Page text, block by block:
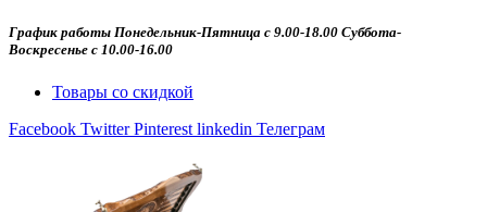
График работы Понедельник-Пятница с 9.00-18.00 Суббота-
Воскресенье с 10.00-16.00
Товары со скидкой
Facebook Twitter Pinterest linkedin Телеграм